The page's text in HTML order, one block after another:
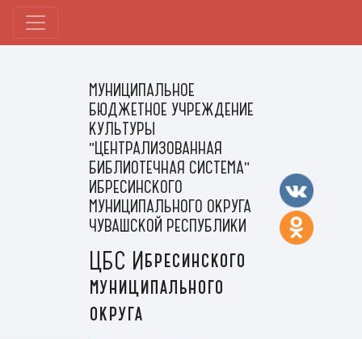
МУНИЦИПАЛЬНОЕ
БЮДЖЕТНОЕ УЧРЕЖДЕНИЕ
КУЛЬТУРЫ
"ЦЕНТРАЛИЗОВАННАЯ
БИБЛИОТЕЧНАЯ СИСТЕМА"
ИБРЕСИНСКОГО
МУНИЦИПАЛЬНОГО ОКРУГА
ЧУВАШСКОЙ РЕСПУБЛИКИ
ЦБС Ибресинского
муниципального
округа